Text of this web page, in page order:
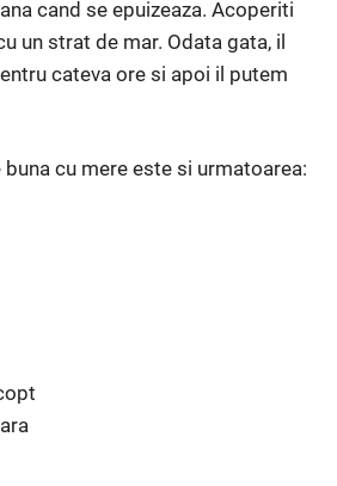
cand se epuizeaza. Acoperiti
un strat de mar. Odata gata, il
cateva ore si apoi il putem
cu mere este si urmatoarea: